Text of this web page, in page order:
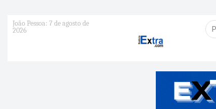
João Pessoa: 7 de agosto de
2026